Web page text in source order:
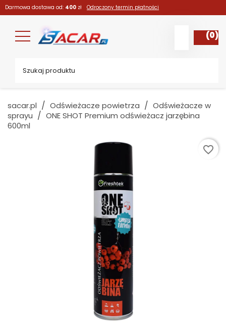
Darmowa dostawa od: 400 zł Odroczony termin płatności
(0)
sacar.pl Odświeżacze powietrza
Odświeżacze w
sprayu
ONE SHOT Premium odświeżacz jarzębina
600ml
favorite_border